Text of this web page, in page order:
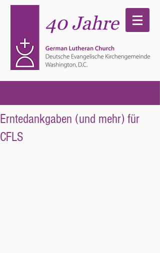
Erntedankgaben (und mehr) für
CFLS